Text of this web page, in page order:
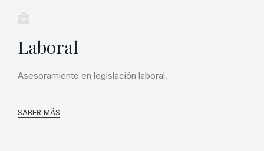
Laboral
Asesoramiento en legislación laboral.
SABER MÁS